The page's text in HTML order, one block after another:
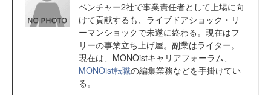
ベンチャー2社で事業責任者として上場に向
けて貢献するも、ライブドアショック・リ
ーマンショックで未遂に終わる。現在はフ
リーの事業立ち上げ屋。副業はライター。
現在は、MONOistキャリアフォーラム、
MONOist転職の編集業務などを手掛けてい
る。